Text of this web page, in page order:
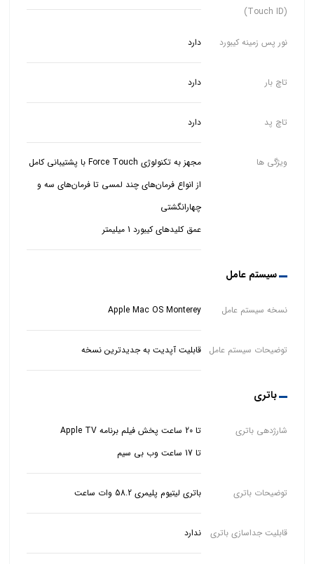
(Touch ID)
نور پس زمینه کیبورد دارد
تاچ بار دارد
تاچ پد دارد
ویژگی ها
مجهز به تکنولوژی Force Touch با پشتیبانی کامل
از انواع فرمان‌های چند لمسی تا فرمان‌های سه و
عمق کلیدهای کیبورد 1 میلیمتر
سیستم عامل
نسخه سیستم عامل Apple Mac OS Monterey
توضیحات سیستم عامل قابلیت آپدیت به جدیدترین نسخه
باتری
شارژدهی باتری
تا 20 ساعت پخش فیلم برنامه Apple TV
تا 17 ساعت وب بی سیم
توضیحات باتری باتری لیتیوم پلیمری 58.2 وات ساعت
قابلیت جداسازی باتری ندارد